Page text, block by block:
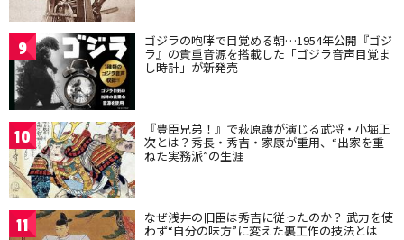
9 ゴジラの咆哮で目覚める朝…1954年公開『ゴジ
ラ』の貴重音源を搭載した「ゴジラ音声目覚ま
し時計」が新発売
10 『豊臣兄弟！』で萩原護が演じる武将・小堀正
次とは？秀長・秀吉・家康が重用、“出家を重
ねた実務派”の生涯
11 なぜ浅井の旧臣は秀吉に従ったのか？ 武力を使
わず“自分の味方”に変えた裏工作の技法とは